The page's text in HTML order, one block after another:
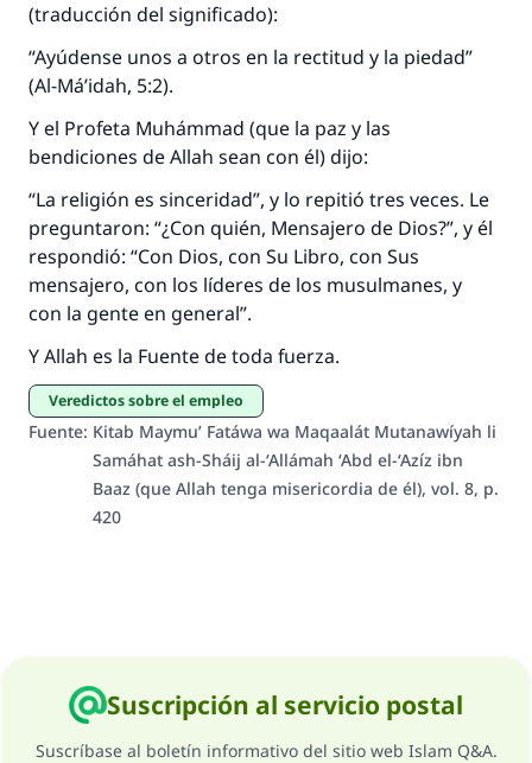
(traducción del significado):
“Ayúdense unos a otros en la rectitud y la piedad”
(Al-Má’idah, 5:2).
Y el Profeta Muhámmad (que la paz y las
bendiciones de Allah sean con él) dijo:
“La religión es sinceridad”, y lo repitió tres veces. Le
preguntaron: “¿Con quién, Mensajero de Dios?”, y él
respondió: “Con Dios, con Su Libro, con Sus
mensajero, con los líderes de los musulmanes, y
con la gente en general”.
Y Allah es la Fuente de toda fuerza.
Veredictos sobre el empleo
Fuente: Kitab Maymu’ Fatáwa wa Maqaalát Mutanawíyah li
Samáhat ash-Sháij al-‘Allámah ‘Abd el-‘Azíz ibn
Baaz (que Allah tenga misericordia de él), vol. 8, p.
420
Suscripción al servicio postal
Suscríbase al boletín informativo del sitio web Islam Q&A.
La respuesta no. 110845 salvó un
matrimonio.
Desde la Q hasta la A, su contribución ayuda a
IslamQA.
Profeta ﷺ dijo:
"Una persona que orienta a otros a hacer el
bien obtendrá la misma recompensa que
aquellos que lo realicen."
(MUSLIM, 1893)
Contribuir